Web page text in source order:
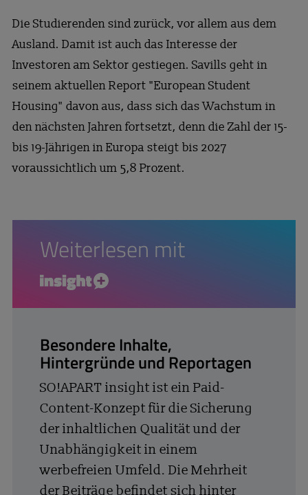
Die Studierenden sind zurück, vor allem aus dem
Ausland. Damit ist auch das Interesse der
Investoren am Sektor gestiegen. Savills geht in
seinem aktuellen Report "European Student
Housing" davon aus, dass sich das Wachstum in
den nächsten Jahren fortsetzt, denn die Zahl der 15-
bis 19-Jährigen in Europa steigt bis 2027
voraussichtlich um 5,8 Prozent.
Weiterlesen mit
insight+
Besondere Inhalte,
Hintergründe und Reportagen
SO!APART insight ist ein Paid-
Content-Konzept für die Sicherung
der inhaltlichen Qualität und der
Unabhängigkeit in einem
werbefreien Umfeld. Die Mehrheit
der Beiträge befindet sich hinter